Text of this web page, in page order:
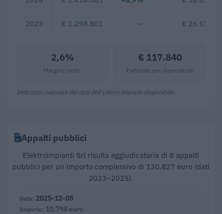
2023 € 1.298.801 — € 26.574
2,6%
Margine netto
€ 117.840
Fatturato per dipendente
Indicatori calcolati dai dati dell'ultimo bilancio disponibile.
Appalti pubblici
Elektroimpianti Srl risulta aggiudicataria di 8 appalti
pubblici per un importo complessivo di 130.827 euro (dati
2023–2025).
2025-12-05
10.798 euro